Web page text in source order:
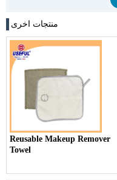
منتجات اخرى
Reusable Makeup Remover
Towel